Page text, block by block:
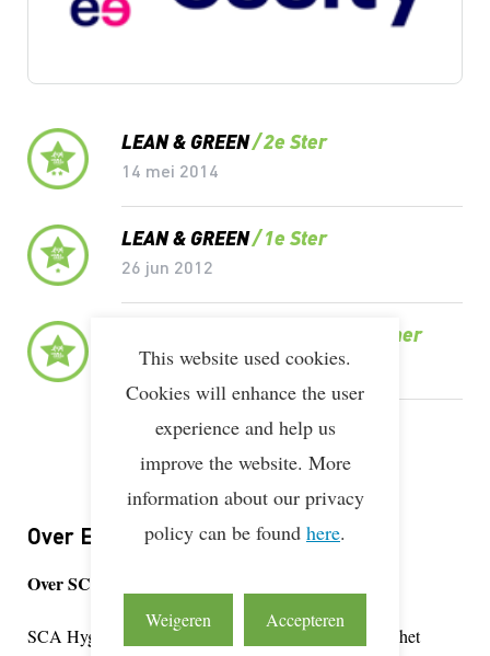
Lean & Green Milestones
LEAN & GREEN 2e Ster
14 mei 2014
LEAN & GREEN 1e Ster
26 jun 2012
Award Deelnemer
10 nov 2010
LEAN & GREEN Deelnemer
16 apr 2015
Over Essity Netherlands B.V.
Over SCA Hygiene Products Zeist en Essity
SCA Hygiene Products BV maakte onderdeel uit van het
This website used cookies.
Cookies will enhance the user
experience and help us
improve the website. More
information about our privacy
policy can be found here.
Weigeren Accepteren